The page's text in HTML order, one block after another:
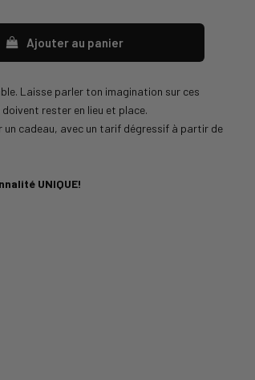
Ajouter au panier
Laisse parler ton imagination sur ces
doivent rester en lieu et place.
cadeau, avec un tarif dégressif à partir de
UNIQUE!